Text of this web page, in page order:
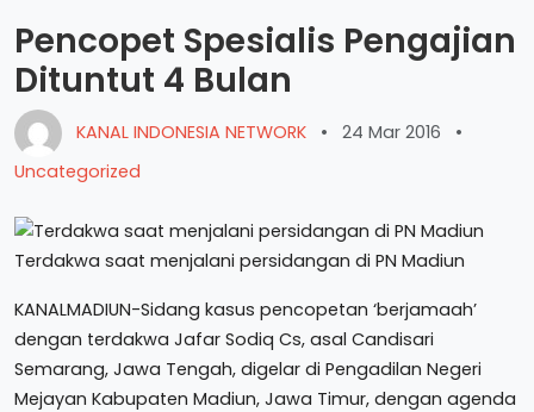
Pencopet Spesialis Pengajian
Dituntut 4 Bulan
KANAL INDONESIA NETWORK • 24 Mar 2016
•
Uncategorized
Terdakwa saat menjalani persidangan di PN Madiun
KANALMADIUN-Sidang kasus pencopetan ‘berjamaah’
dengan terdakwa Jafar Sodiq Cs, asal Candisari
Semarang, Jawa Tengah, digelar di Pengadilan Negeri
Mejayan Kabupaten Madiun, Jawa Timur, dengan agenda